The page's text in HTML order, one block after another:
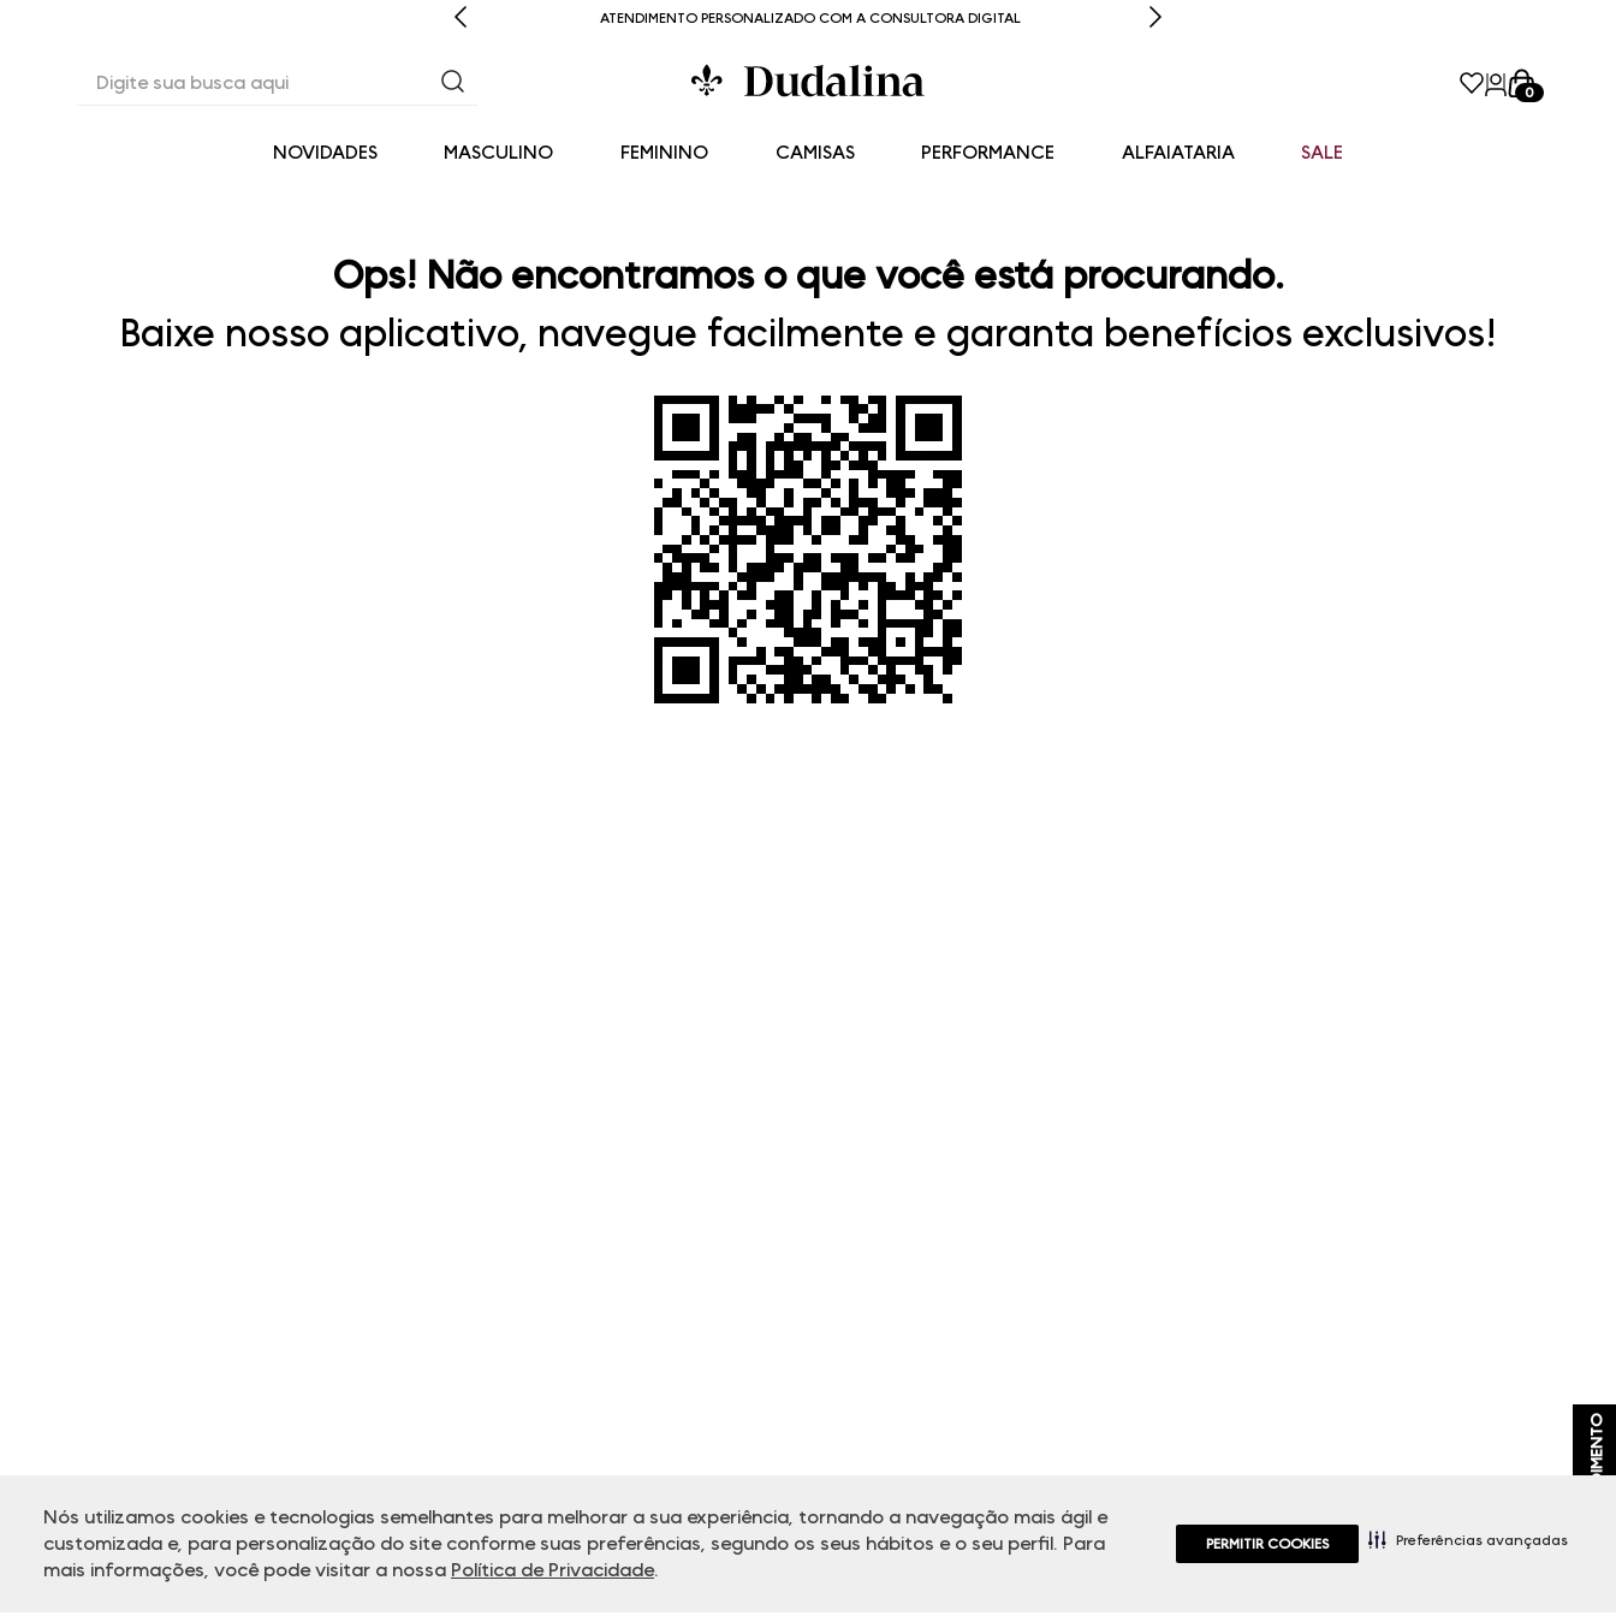
Nós utilizamos cookies e tecnologias semelhantes para melhorar a sua experiência, tornando a navegação mais ágil e
customizada e, para personalização do site conforme suas preferências, segundo os seus hábitos e o seu perfil. Para
mais informações, você pode visitar a nossa Política de Privacidade.
PERMITIR COOKIES Preferências avançadas
ATENDIMENTO PERSONALIZADO COM A CONSULTORA DIGITAL
0
NOVIDADES MASCULINO FEMININO CAMISAS PERFORMANCE ALFAIATARIA SALE
ATENDIMENTO
Ops! Não encontramos o que você está procurando.
Baixe nosso aplicativo, navegue facilmente e garanta benefícios exclusivos!